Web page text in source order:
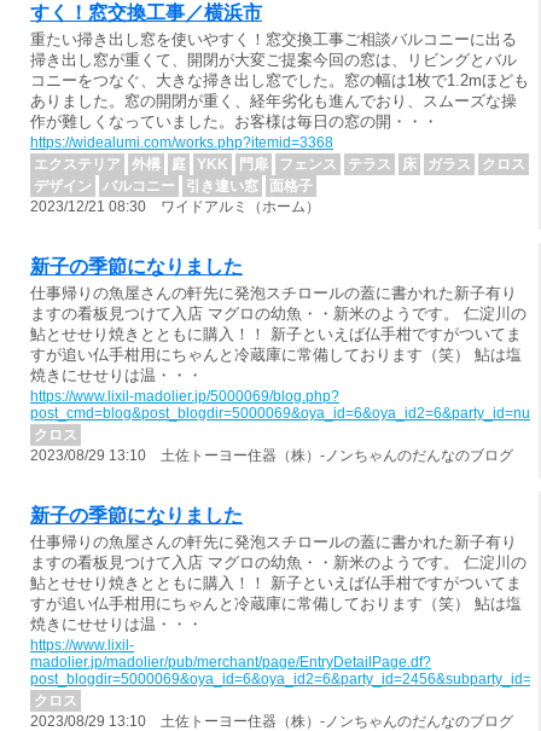
すく！窓交換工事／横浜市
重たい掃き出し窓を使いやすく！窓交換工事ご相談バルコニーに出る
掃き出し窓が重くて、開閉が大変ご提案今回の窓は、リビングとバル
コニーをつなぐ、大きな掃き出し窓でした。窓の幅は1枚で1.2mほども
ありました。窓の開閉が重く、経年劣化も進んでおり、スムーズな操
作が難しくなっていました。お客様は毎日の窓の開・・・
https://widealumi.com/works.php?itemid=3368
エクステリア
外構 庭 YKK 門扉 フェンス テラス 床 ガラス
クロス
デザイン
バルコニー 引き違い窓
面格子
2023/12/21 08:30 ワイドアルミ（ホーム）
新子の季節になりました
仕事帰りの魚屋さんの軒先に発泡スチロールの蓋に書かれた新子有り
ますの看板見つけて入店 マグロの幼魚・・新米のようです。 仁淀川の
鮎とせせり焼きとともに購入！！ 新子といえば仏手柑ですがついてま
すが追い仏手柑用にちゃんと冷蔵庫に常備しております（笑） 鮎は塩
焼きにせせりは温・・・
https://www.lixil-madolier.jp/5000069/blog.php?
クロス
2023/08/29 13:10 土佐トーヨー住器（株）-ノンちゃんのだんなのブログ
新子の季節になりました
仕事帰りの魚屋さんの軒先に発泡スチロールの蓋に書かれた新子有り
ますの看板見つけて入店 マグロの幼魚・・新米のようです。 仁淀川の
鮎とせせり焼きとともに購入！！ 新子といえば仏手柑ですがついてま
すが追い仏手柑用にちゃんと冷蔵庫に常備しております（笑） 鮎は塩
焼きにせせりは温・・・
https://www.lixil-
madolier.jp/madolier/pub/merchant/page/EntryDetailPage.df?
クロス
2023/08/29 13:10 土佐トーヨー住器（株）-ノンちゃんのだんなのブログ